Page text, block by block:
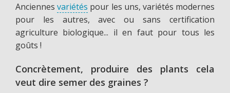
Anciennesvariétés pour les uns, variétés modernes
pour les autres, avec ou sans certification
agriculture biologique... il en faut pour tous les
goûts !
Concrètement, produire des plants cela
veut dire semer des graines ?